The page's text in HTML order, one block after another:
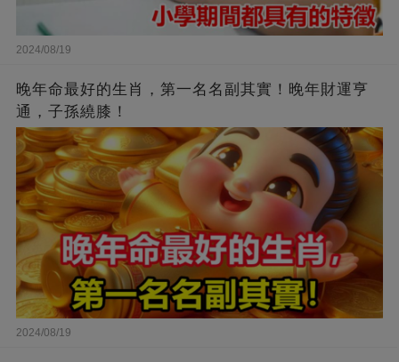
2024/08/19
晚年命最好的生肖，第一名名副其實！晚年財運亨
通，子孫繞膝！
2024/08/19